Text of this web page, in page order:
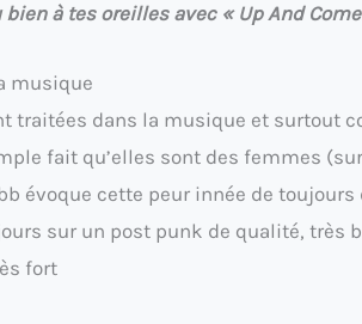
à tes oreilles avec « Up And
musique
traitées dans la musique et surtout
fait qu’elles sont des femmes
évoque cette peur innée de
sur un post punk de qualité, très
fort